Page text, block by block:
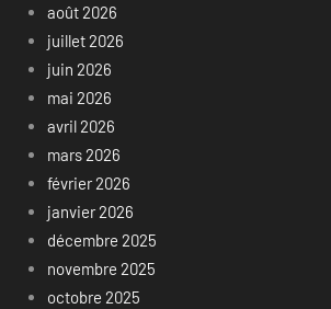
août 2026
juillet 2026
juin 2026
mai 2026
avril 2026
mars 2026
février 2026
janvier 2026
décembre 2025
novembre 2025
octobre 2025